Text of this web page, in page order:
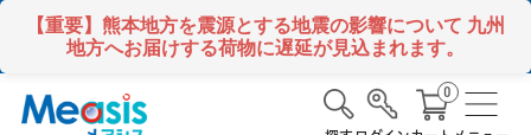
【重要】熊本地方を震源とする地震の影響について 九州
地方へお届けする荷物に遅延が見込まれます。
0